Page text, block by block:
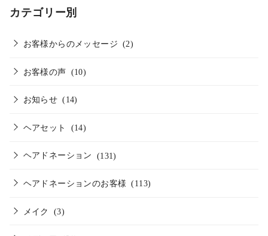
カテゴリー別
お客様からのメッセージ (2)
お客様の声 (10)
お知らせ (14)
ヘアセット (14)
ヘアドネーション (131)
ヘアドネーションのお客様 (113)
メイク (3)